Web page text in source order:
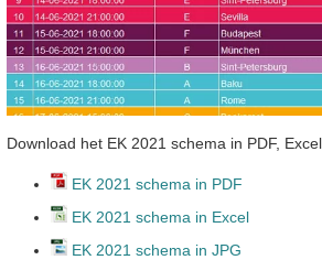
Download het EK 2021 schema in PDF,
EK 2021 schema in PDF
EK 2021 schema in Excel
EK 2021 schema in JPG